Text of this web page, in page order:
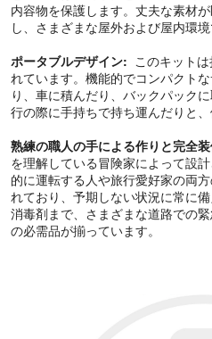
内容物を保護します。丈夫な素材
し、さまざまな屋外および屋内環
ポータブルデザイン: このキット
れています。機能的でコンパクト
り、車に積んだり、バックパック
行の際に手持ちで持ち運んだりと、
熟練の職人の手による作りと完全
を理解している冒険家によって設
的に運転する人や旅行愛好家の両
れており、予期しない状況に常に
消毒剤まで、さまざまな道路での
の必需品が揃っています。